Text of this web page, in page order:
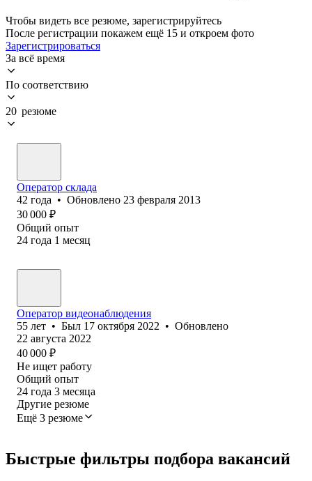
Чтобы видеть все резюме, зарегистрируйтесь
После регистрации покажем ещё 15 и откроем фото
Зарегистрироваться
За всё время
По соответствию
20 резюме
Оператор склада
42 года • Обновлено 23 февраля 2013
30 000 ₽
Общий опыт
24 года 1 месяц
Оператор видеонаблюдения
55 лет • Был 17 октября 2022 • Обновлено
22 августа 2022
40 000 ₽
Не ищет работу
Общий опыт
24 года 3 месяца
Другие резюме
Ещё 3 резюме
Быстрые фильтры подбора вакансий